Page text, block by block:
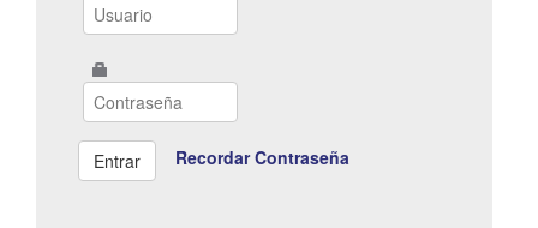
Recordar Contraseña